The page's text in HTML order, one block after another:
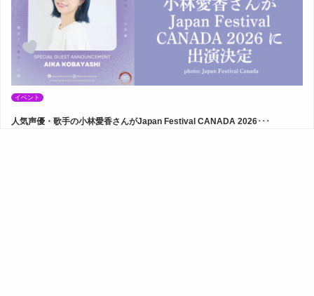
イベント
人気声優・歌手の小林愛香さんがJapan Festival CANADA 2026･･･